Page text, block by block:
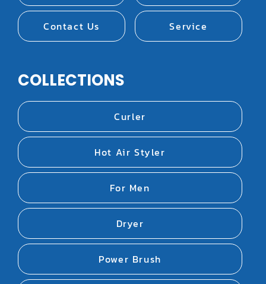
Contact Us Service
COLLECTIONS
Curler
Hot Air Styler
For Men
Dryer
Power Brush